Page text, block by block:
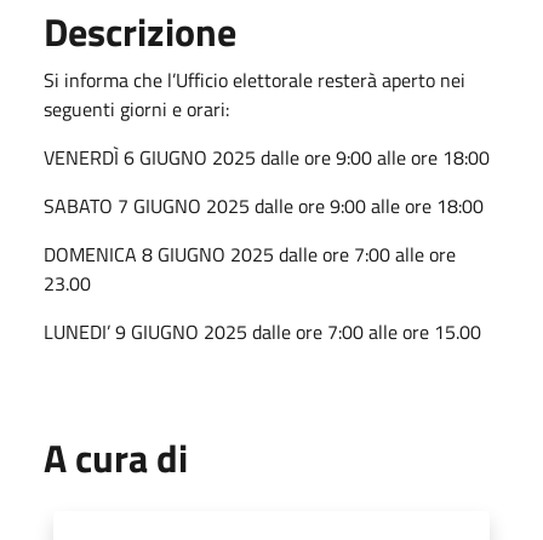
Descrizione
Si informa che l’Ufficio elettorale resterà aperto nei
seguenti giorni e orari:
VENERDÌ 6 GIUGNO 2025 dalle ore 9:00 alle ore 18:00
SABATO 7 GIUGNO 2025 dalle ore 9:00 alle ore 18:00
DOMENICA 8 GIUGNO 2025 dalle ore 7:00 alle ore
23.00
LUNEDI’ 9 GIUGNO 2025 dalle ore 7:00 alle ore 15.00
A cura di